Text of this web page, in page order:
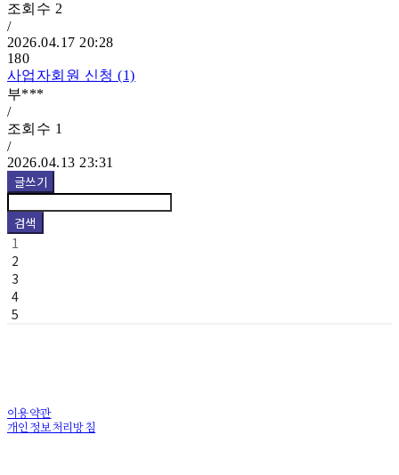
조회수 2
/
2026.04.17 20:28
180
사업자회원 신청 (1)
부***
/
조회수 1
/
2026.04.13 23:31
글쓰기
검색
1
2
3
4
5
이용약관
개인정보처리방침